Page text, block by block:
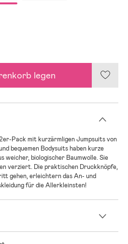
legen
Pack mit kurzärmligen Jumpsuits von
bequemen Bodysuits haben kurze
weicher, biologischer Baumwolle. Sie
verziert. Die praktischen Druckknöpfe,
gehen, erleichtern das An- und
für die Allerkleinsten!